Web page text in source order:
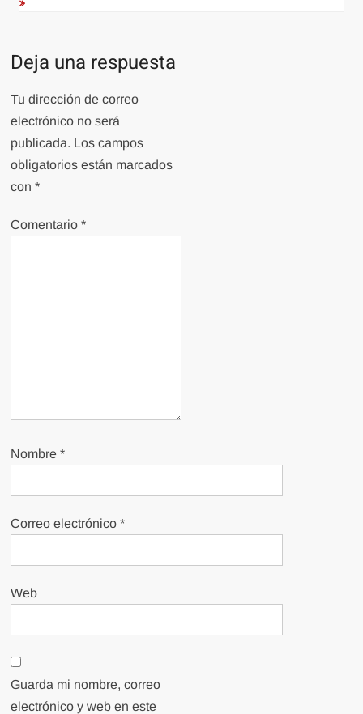
Deja una respuesta
Tu dirección de correo
electrónico no será
publicada. Los campos
obligatorios están marcados
con*
Comentario*
Nombre*
Correo electrónico*
Web
Guarda mi nombre, correo
electrónico y web en este